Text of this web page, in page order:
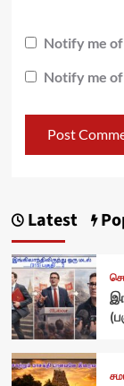
Notify me
Notify me
Latest